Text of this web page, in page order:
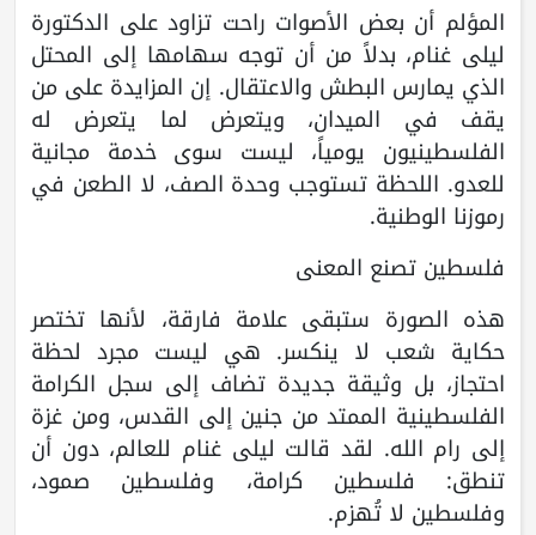
المؤلم أن بعض الأصوات راحت تزاود على الدكتورة
ليلى غنام، بدلاً من أن توجه سهامها إلى المحتل
الذي يمارس البطش والاعتقال. إن المزايدة على من
يقف في الميدان، ويتعرض لما يتعرض له
الفلسطينيون يومياً، ليست سوى خدمة مجانية
للعدو. اللحظة تستوجب وحدة الصف، لا الطعن في
رموزنا الوطنية.
فلسطين تصنع المعنى
هذه الصورة ستبقى علامة فارقة، لأنها تختصر
حكاية شعب لا ينكسر. هي ليست مجرد لحظة
احتجاز، بل وثيقة جديدة تضاف إلى سجل الكرامة
الفلسطينية الممتد من جنين إلى القدس، ومن غزة
إلى رام الله. لقد قالت ليلى غنام للعالم، دون أن
تنطق: فلسطين كرامة، وفلسطين صمود،
وفلسطين لا تُهزم.